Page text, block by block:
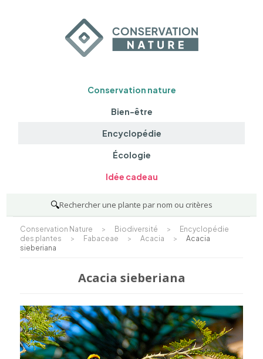
Conservation nature
Bien-être
Encyclopédie
Écologie
Idée cadeau
🔍Rechercher une plante par nom ou critères
Conservation Nature > Biodiversité >
Encyclopédie
des plantes
> Fabaceae > Acacia >
Acacia
sieberiana
Acacia sieberiana